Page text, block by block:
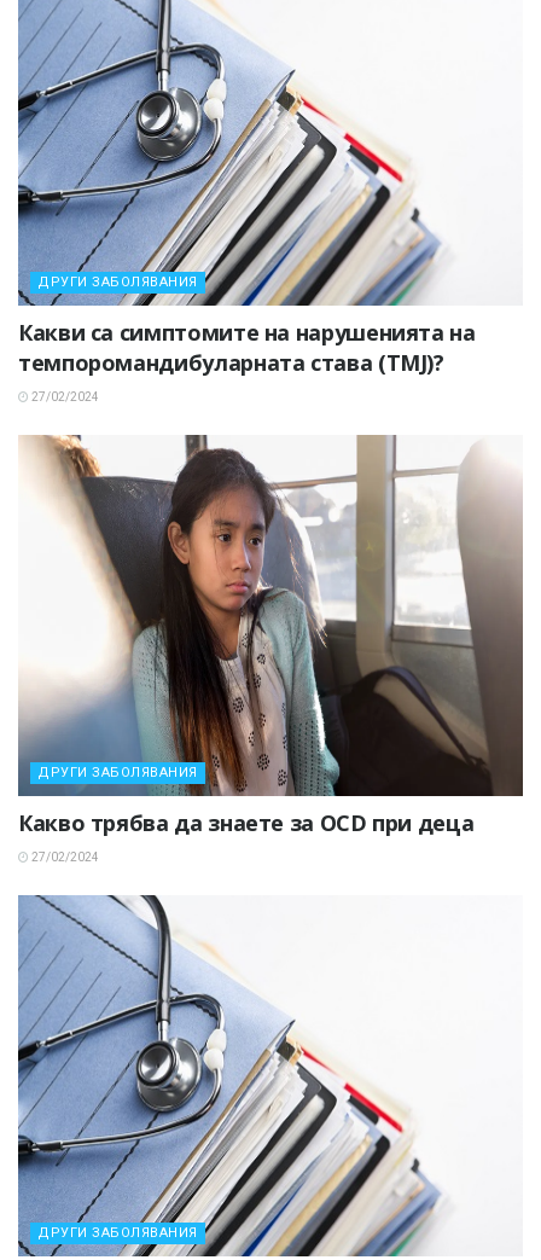
ДРУГИ ЗАБОЛЯВАНИЯ
Какви са симптомите на нарушенията на
темпоромандибуларната става (TMJ)?
27/02/2024
ДРУГИ ЗАБОЛЯВАНИЯ
Какво трябва да знаете за OCD при деца
27/02/2024
ДРУГИ ЗАБОЛЯВАНИЯ